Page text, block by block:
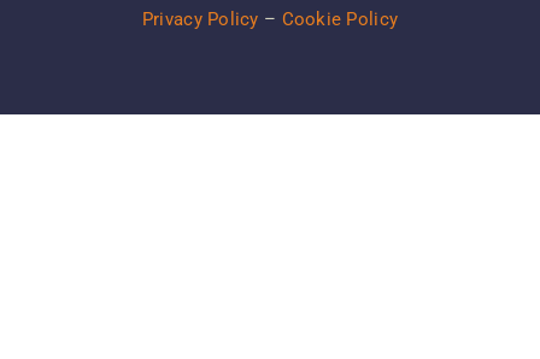
Privacy Policy – Cookie Policy